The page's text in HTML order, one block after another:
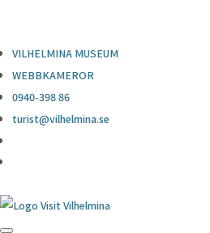
VILHELMINA MUSEUM
WEBBKAMEROR
0940-398 86
turist@vilhelmina.se